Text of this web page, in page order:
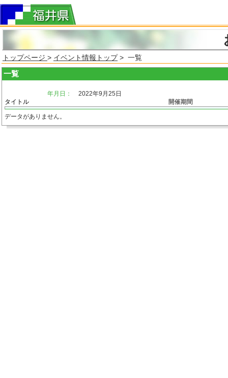
トップページ > イベント情報トップ> 一覧
一覧
年月日：
2022年9月25日
タイトル
開催期間
データがありません。